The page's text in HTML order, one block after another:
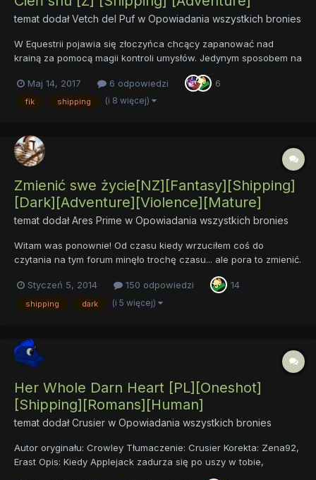
temat dodałVetch del Puf w Opowiadania wszystkich bronies
W Equestrii pojawia się złoczyńca chcący zapanować nad
krainą za pomocą magii kontroli umysłów. Jedynym sposobem na
trzystu lat. Odnalezienie go nie zapowiada się na proste, ale
przecież ktoś musi spróbować. A kto inny lepiej się do tego
Maj 14, 2017 6 odpowiedzi 6
fik shipping (i 8 więcej)
Zmienić swe życie[NZ][Fantasy][Shipping]
[Dark][Adventure][Violence][Mature]
temat dodałAres Prime w Opowiadania wszystkich bronies
Witam was ponownie! Od czasu kiedy wrzuciłem coś do
czytania na tym forum minęło trochę czasu... ale pora to zmienić.
Dziś prezentuję wam nowy rozdział mojego solowego fanfika,
który postaram się pociągnąć do końca choćby nie wiem co. Z
góry jednak chciałbym podziękować wszytskim...
Styczeń 5, 2014 150 odpowiedzi 14
shipping dark (i 5 więcej)
Her Whole Darn Heart [PL][Oneshot]
[Shipping][Romans][Human]
temat dodałCrusier w Opowiadania wszystkich bronies
Autor oryginału: Crowley Tłumaczenie: Crusier Korekta: Zena92,
Erast Opis: Kiedy Applejack zadurza się po uszy w tobie,